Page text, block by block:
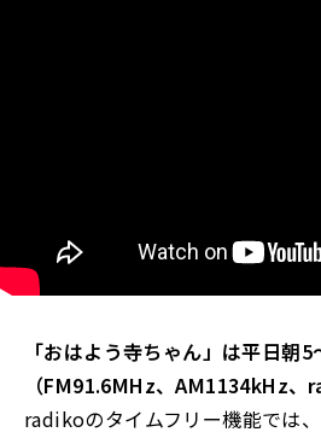
「おはよう寺ちゃん」は平日朝
（FM91.6MHz、AM1134kHz、
radikoのタイムフリー機能では